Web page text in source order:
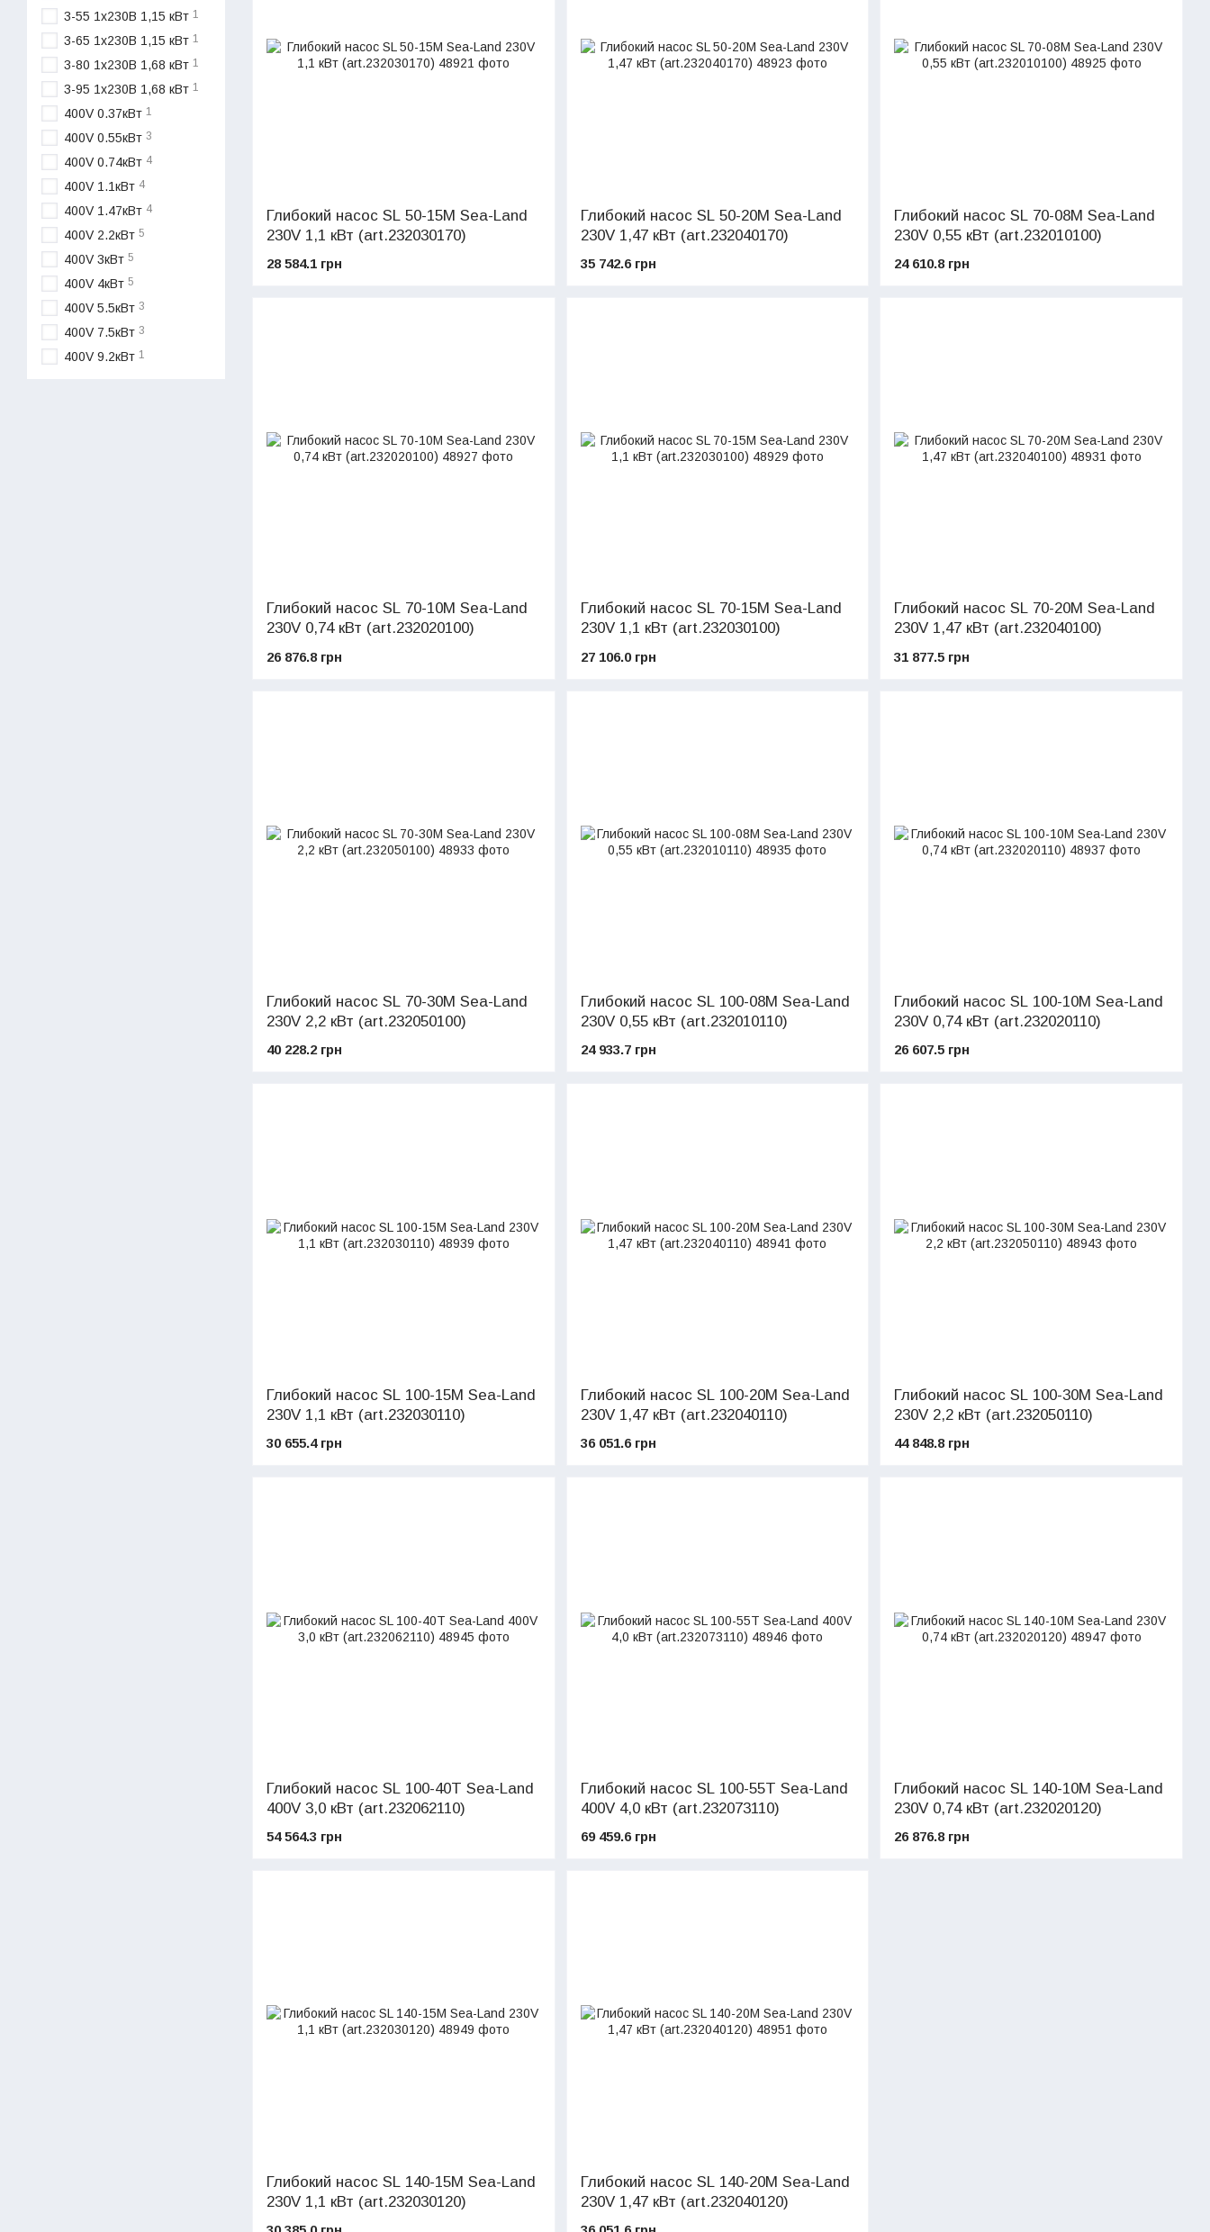
Глибокий насос SL 50-15M Sea-Land
230V 1,1 кВт (art.232030170)
28 584.1 грн
Глибокий насос SL 50-20M Sea-Land
230V 1,47 кВт (art.232040170)
35 742.6 грн
Глибокий насос SL 70-08M Sea-Land
230V 0,55 кВт (art.232010100)
24 610.8 грн
Глибокий насос SL 70-10M Sea-Land
230V 0,74 кВт (art.232020100)
26 876.8 грн
Глибокий насос SL 70-15M Sea-Land
230V 1,1 кВт (art.232030100)
27 106.0 грн
Глибокий насос SL 70-20M Sea-Land
230V 1,47 кВт (art.232040100)
31 877.5 грн
Глибокий насос SL 70-30M Sea-Land
230V 2,2 кВт (art.232050100)
40 228.2 грн
Глибокий насос SL 100-08M Sea-Land
230V 0,55 кВт (art.232010110)
24 933.7 грн
Глибокий насос SL 100-10M Sea-Land
230V 0,74 кВт (art.232020110)
26 607.5 грн
Глибокий насос SL 100-15M Sea-Land
230V 1,1 кВт (art.232030110)
30 655.4 грн
Глибокий насос SL 100-20M Sea-Land
230V 1,47 кВт (art.232040110)
36 051.6 грн
Глибокий насос SL 100-30M Sea-Land
230V 2,2 кВт (art.232050110)
44 848.8 грн
Глибокий насос SL 100-40T Sea-Land
400V 3,0 кВт (art.232062110)
54 564.3 грн
Глибокий насос SL 100-55T Sea-Land
400V 4,0 кВт (art.232073110)
69 459.6 грн
Глибокий насос SL 140-10M Sea-Land
230V 0,74 кВт (art.232020120)
26 876.8 грн
Глибокий насос SL 140-15M Sea-Land
230V 1,1 кВт (art.232030120)
Глибокий насос SL 140-20M Sea-Land
230V 1,47 кВт (art.232040120)
3-55 1х230В 1,15 кВт 1
3-65 1х230В 1,15 кВт 1
3-80 1х230В 1,68 кВт 1
3-95 1х230В 1,68 кВт 1
400V 0.37кВт 1
400V 0.55кВт 3
400V 0.74кВт 4
400V 1.1кВт 4
400V 1.47кВт 4
400V 2.2кВт 5
400V 3кВт 5
400V 4кВт 5
400V 5.5кВт 3
400V 7.5кВт 3
400V 9.2кВт 1